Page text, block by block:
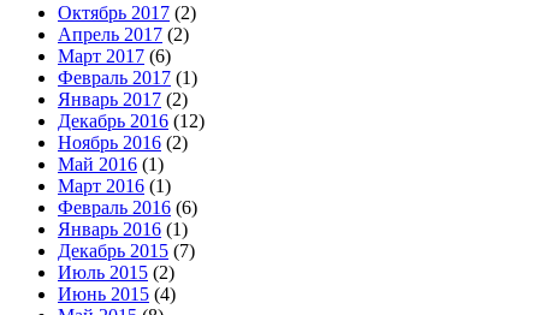
Октябрь 2017 (2)
Апрель 2017 (2)
Март 2017 (6)
Февраль 2017 (1)
Январь 2017 (2)
Декабрь 2016 (12)
Ноябрь 2016 (2)
Май 2016 (1)
Март 2016 (1)
Февраль 2016 (6)
Январь 2016 (1)
Декабрь 2015 (7)
Июль 2015 (2)
Июнь 2015 (4)